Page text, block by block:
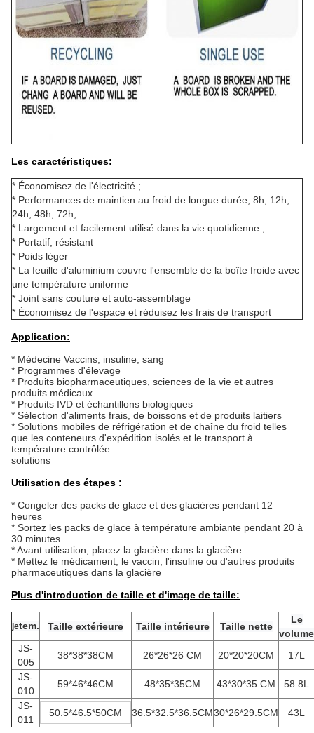
Les caractéristiques:
* Économisez de l'électricité ;
* Performances de maintien au froid de longue durée, 8h, 12h,
24h, 48h, 72h;
* Largement et facilement utilisé dans la vie quotidienne ;
* Portatif, résistant
* Poids léger
* La feuille d'aluminium couvre l'ensemble de la boîte froide avec
une température uniforme
* Joint sans couture et auto-assemblage
* Économisez de l'espace et réduisez les frais de transport
Application:
* Médecine Vaccins, insuline, sang
* Programmes d'élevage
* Produits biopharmaceutiques, sciences de la vie et autres
produits médicaux
* Produits IVD et échantillons biologiques
* Sélection d'aliments frais, de boissons et de produits laitiers
* Solutions mobiles de réfrigération et de chaîne du froid telles
que les conteneurs d'expédition isolés et le transport à
température contrôlée
solutions
Utilisation des étapes :
* Congeler des packs de glace et des glacières pendant 12
heures
* Sortez les packs de glace à température ambiante pendant 20 à
30 minutes.
* Avant utilisation, placez la glacière dans la glacière
* Mettez le médicament, le vaccin, l'insuline ou d'autres produits
pharmaceutiques dans la glacière
Plus d'introduction de taille et d'image de taille:
jetem. Taille extérieure Taille intérieure Taille nette
Le
volume
JS-
005
38*38*38CM 26*26*26 CM 20*20*20CM
17L
JS-
010
59*46*46CM 48*35*35CM 43*30*35 CM
58.8L
JS-
011
50.5*46.5*50CM 36.5*32.5*36.5CM30*26*29.5CM 43L